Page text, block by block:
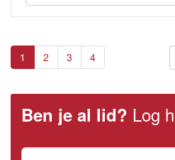
1 2 3 4
Ben je al lid? Log